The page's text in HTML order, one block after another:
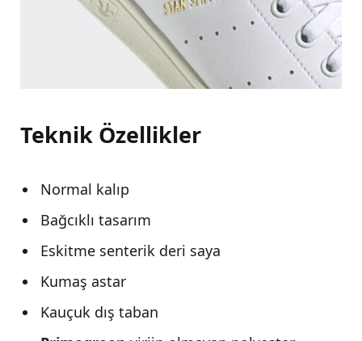
Teknik Özellikler
Normal kalıp
Bağcıklı tasarım
Eskitme senterik deri saya
Kumaş astar
Kauçuk dış taban